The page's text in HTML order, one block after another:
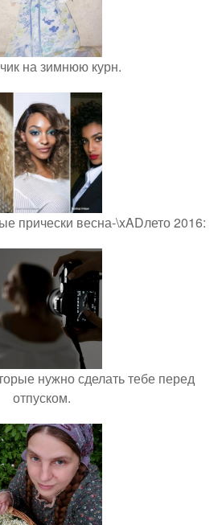
на зимнюю курн.
прически весна-\xADлето 2016:
нужно сделать тебе перед
отпуском.